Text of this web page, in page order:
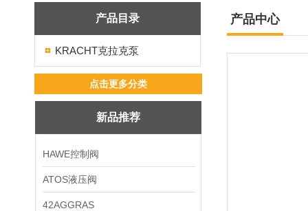
产品目录
KRACHT克拉克泵
点击更多分类
新品推荐
HAWE控制阀
ATOS液压阀
42AGGRAS
产品中心